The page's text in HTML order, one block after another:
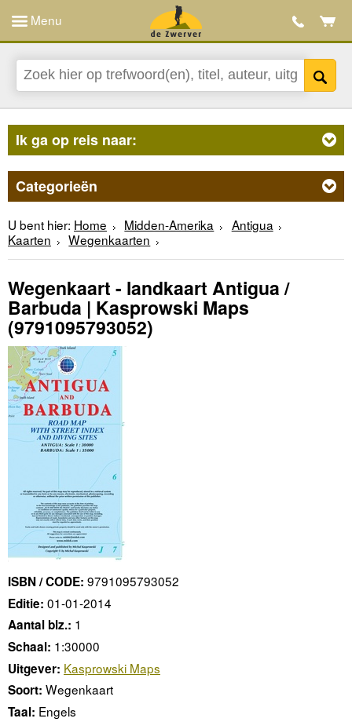
Menu
Ik ga op reis naar:
Categorieën
U bent hier: Home Midden-Amerika
Antigua
Kaarten
Wegenkaarten
Wegenkaart - landkaart Antigua /
Barbuda | Kasprowski Maps
(9791095793052)
ISBN / CODE: 9791095793052
Editie: 01-01-2014
Aantal blz.: 1
Schaal: 1:30000
Uitgever: Kasprowski Maps
Soort: Wegenkaart
Taal: Engels